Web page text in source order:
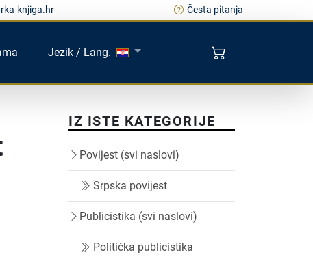
knjiga.hr Česta pitanja
Jezik / Lang.
IZ ISTE KATEGORIJE
Povijest (svi naslovi)
Srpska povijest
Publicistika (svi naslovi)
Politička publicistika